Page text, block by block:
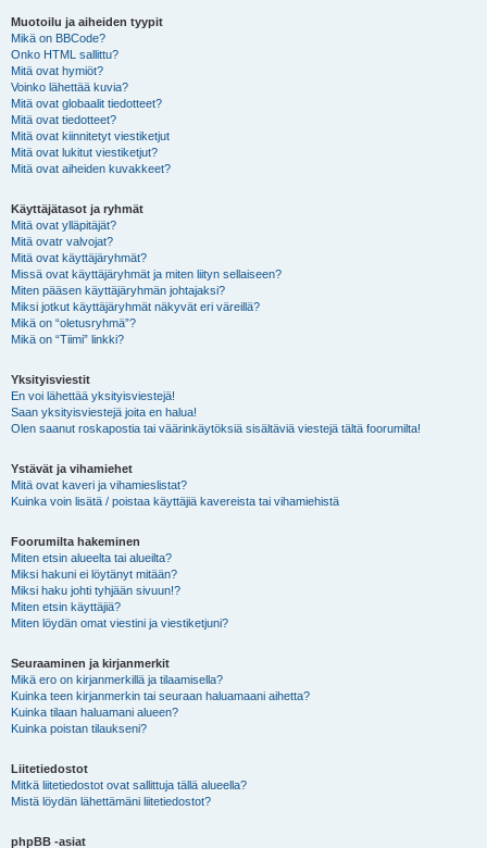
Muotoilu ja aiheiden tyypit
Mikä on BBCode?
Onko HTML sallittu?
Mitä ovat hymiöt?
Voinko lähettää kuvia?
Mitä ovat globaalit tiedotteet?
Mitä ovat tiedotteet?
Mitä ovat kiinnitetyt viestiketjut
Mitä ovat lukitut viestiketjut?
Mitä ovat aiheiden kuvakkeet?
Käyttäjätasot ja ryhmät
Mitä ovat ylläpitäjät?
Mitä ovatr valvojat?
Mitä ovat käyttäjäryhmät?
Missä ovat käyttäjäryhmät ja miten liityn sellaiseen?
Miten pääsen käyttäjäryhmän johtajaksi?
Miksi jotkut käyttäjäryhmät näkyvät eri väreillä?
Mikä on “oletusryhmä”?
Mikä on “Tiimi” linkki?
Yksityisviestit
En voi lähettää yksityisviestejä!
Saan yksityisviestejä joita en halua!
Olen saanut roskapostia tai väärinkäytöksiä sisältäviä viestejä tältä foorumilta!
Ystävät ja vihamiehet
Mitä ovat kaveri ja vihamieslistat?
Kuinka voin lisätä / poistaa käyttäjiä kavereista tai vihamiehistä
Foorumilta hakeminen
Miten etsin alueelta tai alueilta?
Miksi hakuni ei löytänyt mitään?
Miksi haku johti tyhjään sivuun!?
Miten etsin käyttäjiä?
Miten löydän omat viestini ja viestiketjuni?
Seuraaminen ja kirjanmerkit
Mikä ero on kirjanmerkillä ja tilaamisella?
Kuinka teen kirjanmerkin tai seuraan haluamaani aihetta?
Kuinka tilaan haluamani alueen?
Kuinka poistan tilaukseni?
Liitetiedostot
Mitkä liitetiedostot ovat sallittuja tällä alueella?
Mistä löydän lähettämäni liitetiedostot?
phpBB -asiat